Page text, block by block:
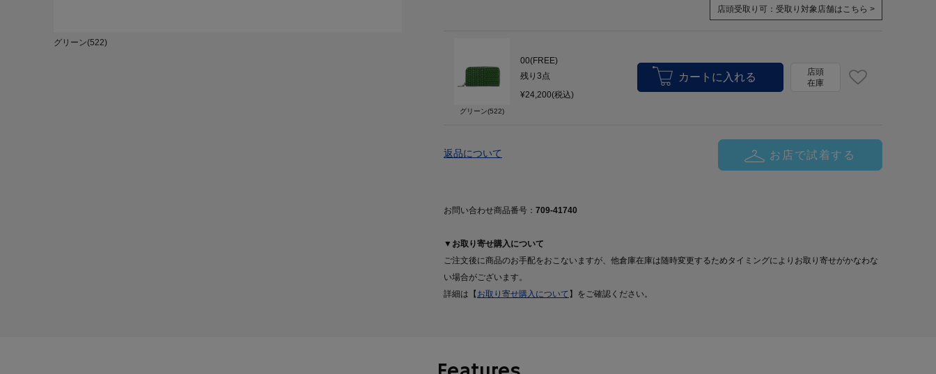
グリーン(522)
店頭受取り可： 受取り対象店舗はこちら >
グリーン(522)
00(FREE)
残り 3点
¥24,200(税込)
店頭
在庫
お店で試着する
返品について
お問い合わせ商品番号： 709-41740
▼お取り寄せ購入について
ご注文後に商品のお手配をおこないますが、他倉庫在庫は随時変更するためタイミングによりお取り寄せがかなわな
い場合がございます。
詳細は【 お取り寄せ購入について 】をご確認ください。